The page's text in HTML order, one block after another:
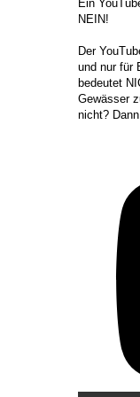
​Ein
NEIN!
Der
und nur für
bedeutet
Gewässer
nicht?